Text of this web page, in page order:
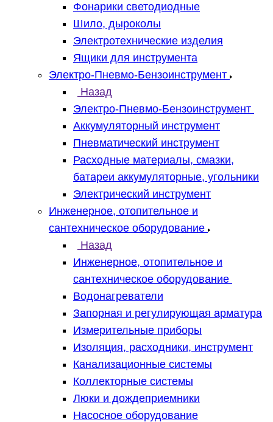
Фонарики светодиодные
Шило, дыроколы
Электротехнические изделия
Ящики для инструмента
Электро-Пневмо-Бензоинструмент
Назад
Электро-Пневмо-Бензоинструмент
Аккумуляторный инструмент
Пневматический инструмент
Расходные материалы, смазки,
батареи аккумуляторные, угольники
Электрический инструмент
Инженерное, отопительное и
сантехническое оборудование
Назад
Инженерное, отопительное и
сантехническое оборудование
Водонагреватели
Запорная и регулирующая арматура
Измерительные приборы
Изоляция, расходники, инструмент
Канализационные системы
Коллекторные системы
Люки и дождеприемники
Насосное оборудование